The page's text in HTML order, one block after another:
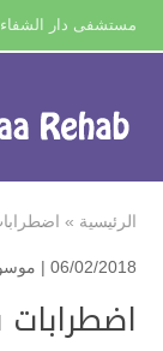
مستشفى دار الشفاء
الرئيسية »
06/02/2018 |
اضطرابات